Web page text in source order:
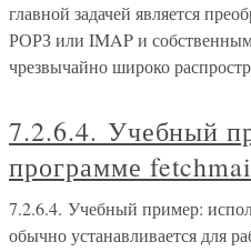
главной задачей является
РОРЗ или IMAP и
чрезвычайно широко
7.2.6.4. Учебный
программе
7.2.6.4. Учебный пример:
обычно устанавливается для